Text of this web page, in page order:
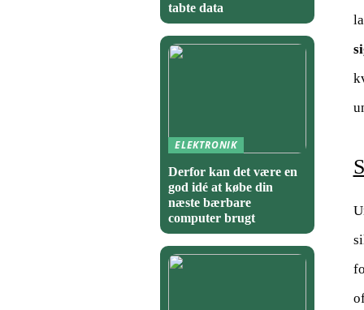
tabte data
ELEKTRONIK
Derfor kan det være en
god idé at købe din
næste bærbare
computer brugt